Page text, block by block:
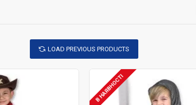
LOAD PREVIOUS PRODUCTS
В НАЯВНОСТІ